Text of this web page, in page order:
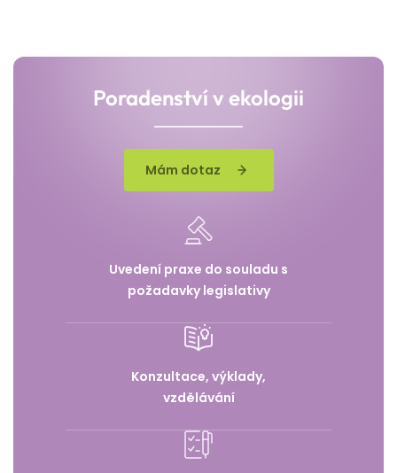
Poradenství v ekologii
Mám dotaz
Uvedení praxe do souladu s
požadavky legislativy
Konzultace, výklady,
vzdělávání